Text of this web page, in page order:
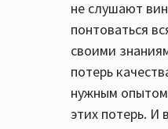
не слушают
понтоваться
своими
потерь
нужным
этих потерь. И